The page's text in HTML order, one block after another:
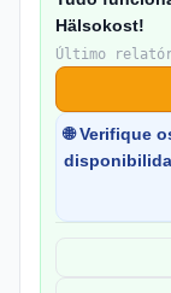
Hälsokost!
Último
🌐 Verifique